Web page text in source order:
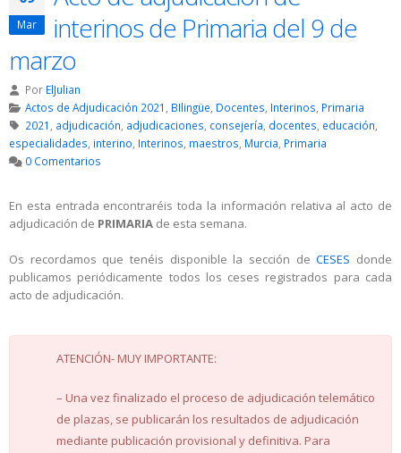
Mar
interinos de Primaria del 9 de
marzo
Por ElJulian
Actos de Adjudicación 2021
BIlingüe Docentes Interinos Primaria
2021 , adjudicación, adjudicaciones, consejería, docentes, educación,
especialidades, interino, Interinos, maestros, Murcia, Primaria
0 Comentarios
En esta entrada encontraréis toda la información relativa al acto de
adjudicación de PRIMARIA de esta semana.
Os recordamos que tenéis disponible la sección deCESES donde
publicamos periódicamente todos los ceses registrados para cada
acto de adjudicación.
ATENCIÓN- MUY IMPORTANTE:
– Una vez finalizado el proceso de adjudicación telemático
de plazas, se publicarán los resultados de adjudicación
mediante publicación provisional y definitiva. Para